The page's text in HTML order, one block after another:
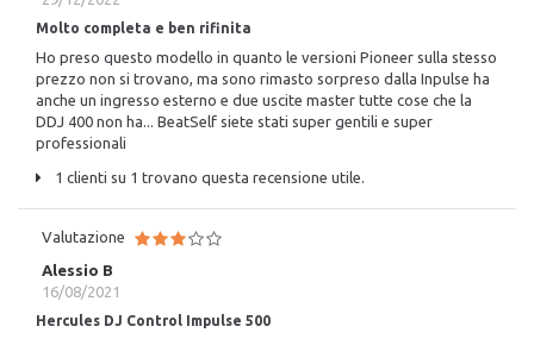
Molto completa e ben rifinita
Ho preso questo modello in quanto le versioni Pioneer sulla stesso
prezzo non si trovano, ma sono rimasto sorpreso dalla Inpulse ha
anche un ingresso esterno e due uscite master tutte cose che la
DDJ 400 non ha... BeatSelf siete stati super gentili e super
professionali
1 clienti su 1 trovano questa recensione utile.
Valutazione
Alessio B
16/08/2021
Hercules DJ Control Impulse 500